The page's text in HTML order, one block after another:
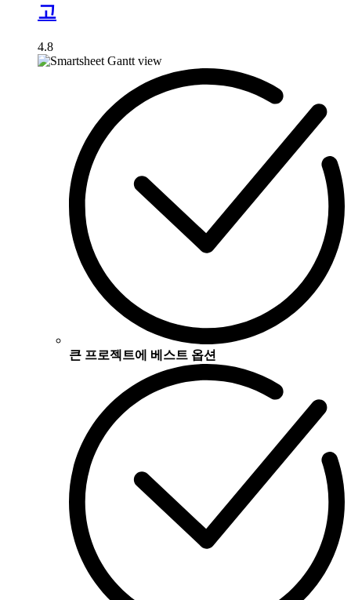
고
4.8
큰 프로젝트에 베스트 옵션